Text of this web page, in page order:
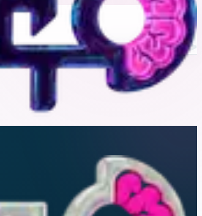
خانه
حساب کاربری من